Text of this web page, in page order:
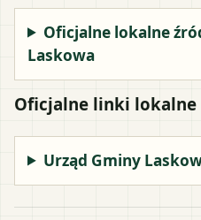
Oficjalne lokalne
Laskowa
Oficjalne linki lokalne
Urząd Gminy